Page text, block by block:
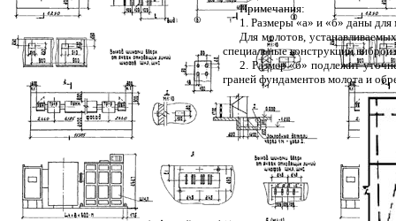
Примечания:
1 . Размеры «а» и «б» даны
Для молотов,
специальные конструкции
2 . Размер «б» подлежит
граней фундаментов молота и